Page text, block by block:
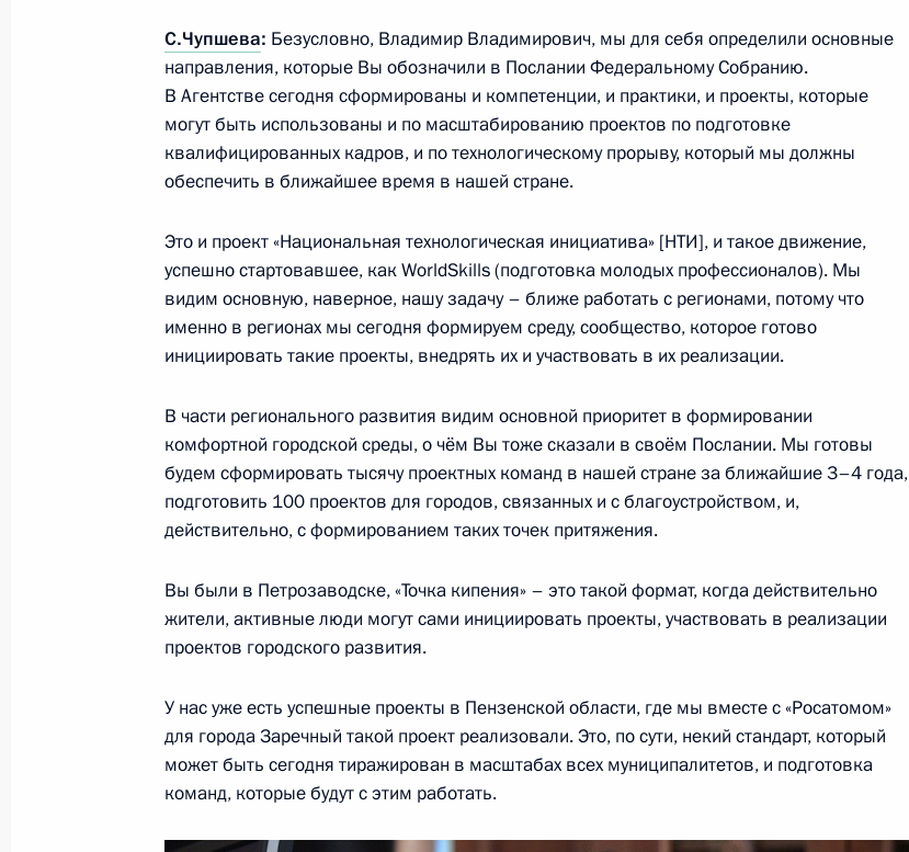
Владимир Путин внёс в Госдуму кандидатуру Дмитрия Медведева
для получения согласия на назначение Председателем
Правительства
7 мая 2018 года, 14:20
Президент поручил Правительству продолжать работу
до сформирования нового кабинета министров
7 мая 2018 года, 14:15
Владимир Путин вступил в должность Президента России
7 мая 2018 года, 13:15
71
Встреча с членами Правительства
7 мая 2018 года, 00:05 Москва, Кремль
5
5 мая 2018 года, суббота
9 мая Москву посетит Премьер-министр Израиля Биньямин
Нетаньяху
5 мая 2018 года, 20:00
С.Чупшева: Безусловно, Владимир Владимирович, мы для себя определили основные
направления, которые Вы обозначили в Послании Федеральному Собранию.
В Агентстве сегодня сформированы и компетенции, и практики, и проекты, которые
могут быть использованы и по масштабированию проектов по подготовке
квалифицированных кадров, и по технологическому прорыву, который мы должны
обеспечить в ближайшее время в нашей стране.
Это и проект «Национальная технологическая инициатива» [НТИ], и такое движение,
успешно стартовавшее, как WorldSkills (подготовка молодых профессионалов). Мы
видим основную, наверное, нашу задачу – ближе работать с регионами, потому что
именно в регионах мы сегодня формируем среду, сообщество, которое готово
инициировать такие проекты, внедрять их и участвовать в их реализации.
В части регионального развития видим основной приоритет в формировании
комфортной городской среды, о чём Вы тоже сказали в своём Послании. Мы готовы
будем сформировать тысячу проектных команд в нашей стране за ближайшие 3–4 года,
подготовить 100 проектов для городов, связанных и с благоустройством, и,
действительно, с формированием таких точек притяжения.
Вы были в Петрозаводске, «Точка кипения» – это такой формат, когда действительно
жители, активные люди могут сами инициировать проекты, участвовать в реализации
проектов городского развития.
У нас уже есть успешные проекты в Пензенской области, где мы вместе с «Росатомом»
для города Заречный такой проект реализовали. Это, по сути, некий стандарт, который
может быть сегодня тиражирован в масштабах всех муниципалитетов, и подготовка
команд, которые будут с этим работать.